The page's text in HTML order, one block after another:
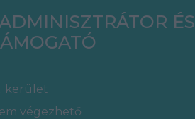
ÉS
kerület
végezhető